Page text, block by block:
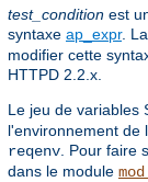
test_condition est
syntaxe ap_expr.
modifier cette
HTTPD 2.2.x.
Le jeu de variables
l'environnement de
reqenv . Pour faire
dans le module